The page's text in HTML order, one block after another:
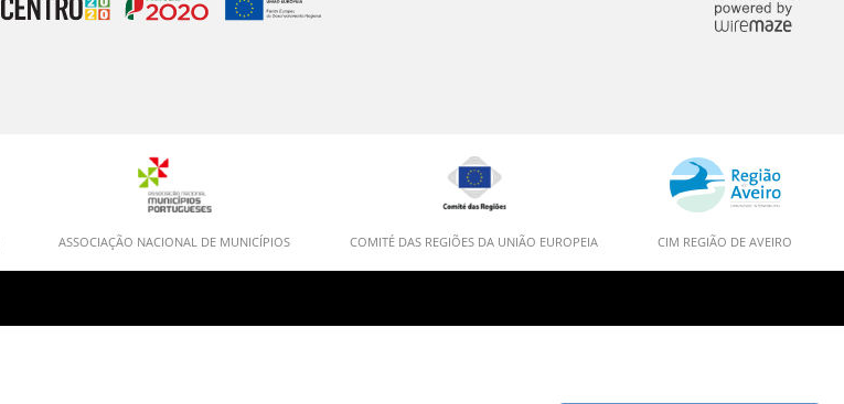
ASSOCIAÇÃO NACIONAL DE MUNICÍPIOS COMITÉ DAS REGIÕES DA UNIÃO EUROPEIA CIM REGIÃO DE AVEIRO